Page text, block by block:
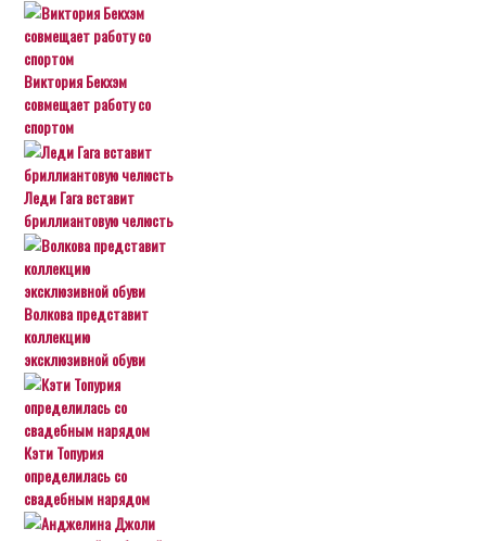
Виктория Бекхэм
совмещает работу со
спортом
Леди Гага вставит
бриллиантовую челюсть
Волкова представит
коллекцию
эксклюзивной обуви
Кэти Топурия
определилась со
свадебным нарядом